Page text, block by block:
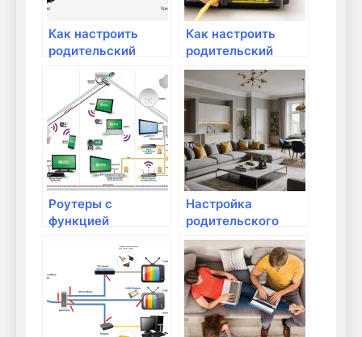
Как настроить
родительский
домашней сети?
Как настроить
родительский
контроль в Wi-Fi
Роутеры с
функцией
контроля: как
работает и как
настроить?
Настройка
родительского
контроля в
маршрутизаторе